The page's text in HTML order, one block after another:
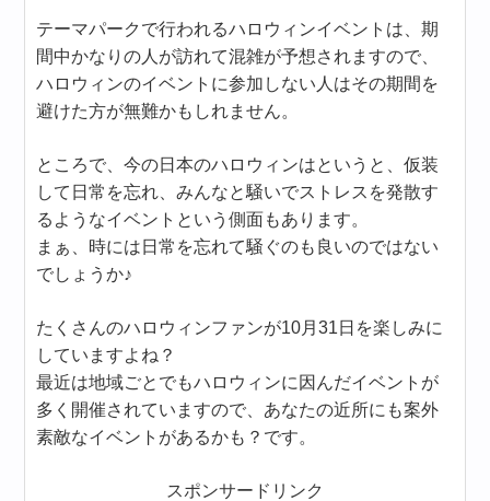
テーマパークで行われるハロウィンイベントは、期
間中かなりの人が訪れて混雑が予想されますので、
ハロウィンのイベントに参加しない人はその期間を
避けた方が無難かもしれません。
ところで、今の日本のハロウィンはというと、仮装
して日常を忘れ、みんなと騒いでストレスを発散す
るようなイベントという側面もあります。
まぁ、時には日常を忘れて騒ぐのも良いのではない
でしょうか♪
たくさんのハロウィンファンが10月31日を楽しみに
していますよね？
最近は地域ごとでもハロウィンに因んだイベントが
多く開催されていますので、あなたの近所にも案外
素敵なイベントがあるかも？です。
スポンサードリンク